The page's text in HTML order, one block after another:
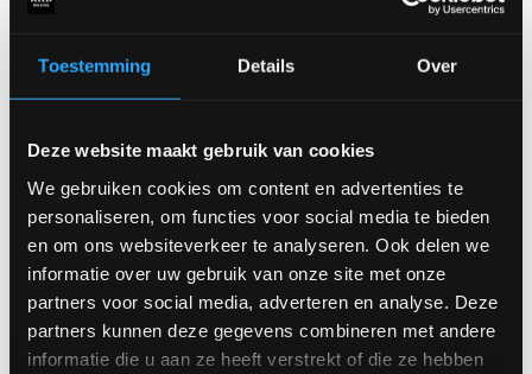
Toestemming Details Over
Deze website maakt gebruik van cookies
We gebruiken cookies om content en advertenties te
personaliseren, om functies voor social media te bieden
en om ons websiteverkeer te analyseren. Ook delen we
informatie over uw gebruik van onze site met onze
partners voor social media, adverteren en analyse. Deze
partners kunnen deze gegevens combineren met andere
informatie die u aan ze heeft verstrekt of die ze hebben
Eetkamerbank Febe
Eetkamerbank Febe is een moderne en royale eetkamerbank die
tafel.
Afmetingen:
Lengte: 180 cm + corner
Verkrijgbaar in diverse stoffen en uitvoeringen.
Prijs is vanaf €1764,-
Maak een afspraak